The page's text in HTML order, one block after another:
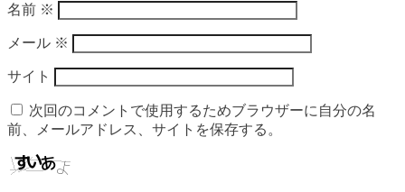
名前 ※
メール ※
サイト
次回のコメントで使用するためブラウザーに自分の名
前、メールアドレス、サイトを保存する。